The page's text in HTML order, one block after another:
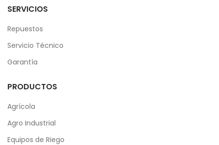
SERVICIOS
Repuestos
Servicio Técnico
Garantía
PRODUCTOS
Agrícola
Agro Industrial
Equipos de Riego